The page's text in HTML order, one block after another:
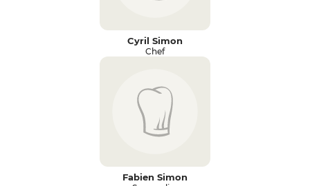
Cyril Simon
Chef
Fabien Simon